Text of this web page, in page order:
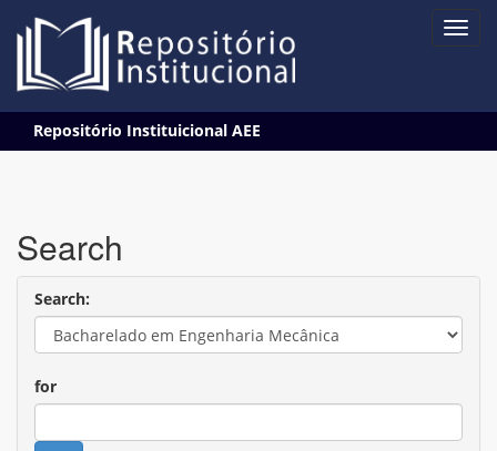
navigation
Repositório Instituicional AEE
Search
Search:
for